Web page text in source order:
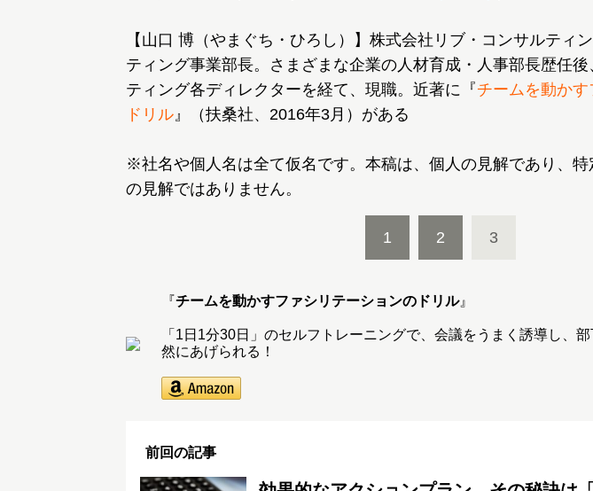
【山口 博（やまぐち・ひろし）】株式会社リブ・コンサルテ
ティング事業部長。さまざまな企業の人材育成・人事部長歴任
ティング各ディレクターを経て、現職。近著に『チームを動か
ドリル』（扶桑社、2016年3月）がある
※社名や個人名は全て仮名です。本稿は、個人の見解であり、
の見解ではありません。
1 2 3
『チームを動かすファシリテーションのドリル』
「1日1分30日」のセルフトレーニングで、会議をうまく誘導し、
然にあげられる！
前回の記事